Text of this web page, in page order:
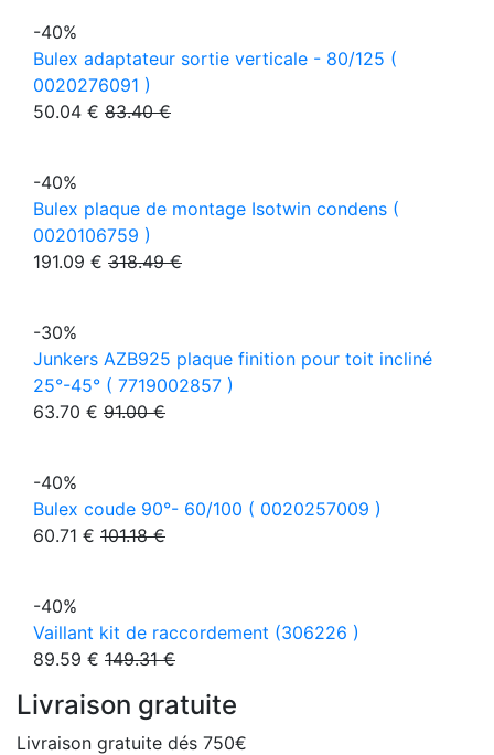
-40%
Bulex adaptateur sortie verticale - 80/125 (
0020276091 )
50.04 € 83.40 €
-40%
Bulex plaque de montage Isotwin condens (
0020106759 )
191.09 € 318.49 €
-30%
Junkers AZB925 plaque finition pour toit incliné
25°-45° ( 7719002857 )
63.70 € 91.00 €
-40%
Bulex coude 90°- 60/100 ( 0020257009 )
60.71 € 101.18 €
-40%
Vaillant kit de raccordement (306226 )
89.59 € 149.31 €
Livraison gratuite
Livraison gratuite dés 750€